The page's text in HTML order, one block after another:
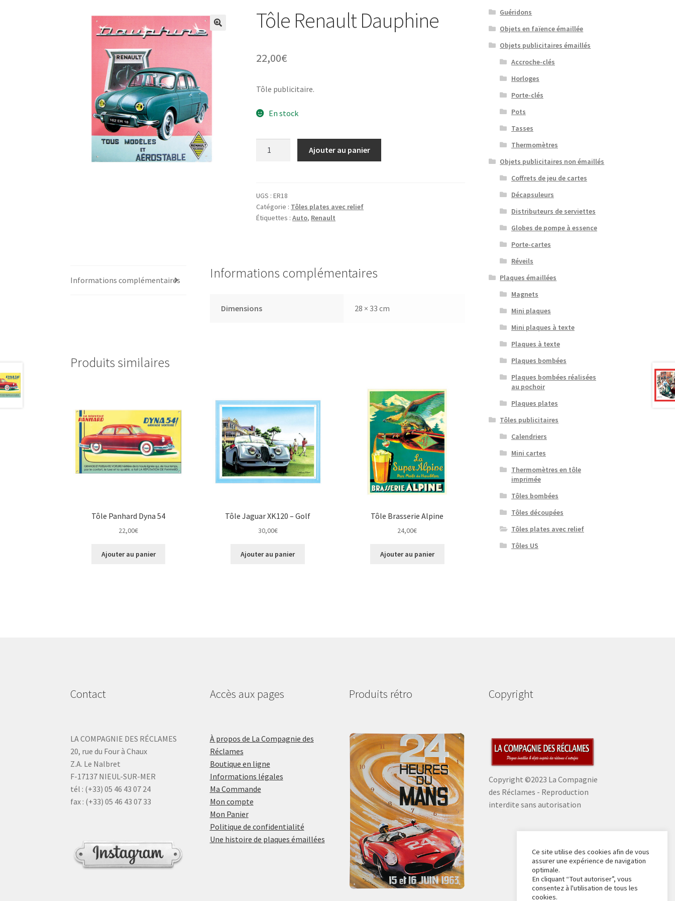
Tôle Renault Dauphine
22,00€
Tôle publicitaire.
En stock
Dauphine
Ajouter au panier
UGS :ER18
Catégorie : Tôles plates avec relief
Étiquettes :Auto, Renault
Informations complémentaires Informations complémentaires
Dimensions 28 × 33 cm
Produits similaires
Tôle Panhard Dyna 54
22,00€
Ajouter au panier
Tôle Jaguar XK120 – Golf
30,00€
Ajouter au panier
Tôle Brasserie Alpine
24,00€
Ajouter au panier
Guéridons
Objets en faïence émaillée
Objets publicitaires émaillés
Accroche-clés
Horloges
Porte-clés
Pots
Tasses
Thermomètres
Objets publicitaires non émaillés
Coffrets de jeu de cartes
Décapsuleurs
Distributeurs de serviettes
Globes de pompe à essence
Porte-cartes
Réveils
Plaques émaillées
Magnets
Mini plaques
Mini plaques à texte
Plaques à texte
Plaques bombées
Plaques bombées réalisées
au pochoir
Plaques plates
Tôles publicitaires
Calendriers
Mini cartes
Thermomètres en tôle
imprimée
Tôles bombées
Tôles découpées
Tôles plates avec relief
Tôles US
Contact
LA COMPAGNIE DES RÉCLAMES
20, rue du Four à Chaux
Z.A. Le Nalbret
F-17137 NIEUL-SUR-MER
tél : (+33) 05 46 43 07 24
fax : (+33) 05 46 43 07 33
Accès aux pages
À propos de La Compagnie des
Réclames
Boutique en ligne
Informations légales
Ma Commande
Mon compte
Mon Panier
Politique de confidentialité
Une histoire de plaques émaillées
Produits rétro Copyright
Copyright ©2023 La Compagnie
des Réclames - Reproduction
interdite sans autorisation
Ce site utilise des cookies afin de vous
assurer une expérience de navigation
optimale.
En cliquant “Tout autoriser”, vous
consentez à l'utilisation de tous les
cookies.